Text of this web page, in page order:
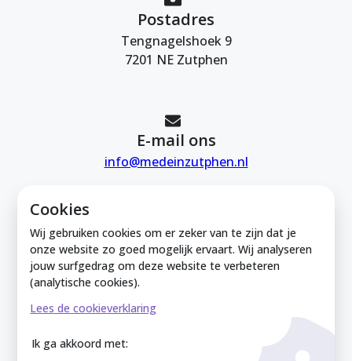
Cookies
Wij gebruiken cookies om er zeker van te zijn dat je
onze website zo goed mogelijk ervaart. Wij analyseren
jouw surfgedrag om deze website te verbeteren
(analytische cookies).
Lees de cookieverklaring
Ik ga akkoord met:
Postadres
Tengnagelshoek 9
7201 NE Zutphen
E-mail ons
info@medeinzutphen.nl
Mede in Zutphen is onderdeel van de
Zutphense Uitdaging. KVK Zutphense
Uitdaging: 08212926